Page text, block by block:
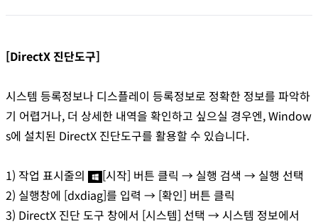
​ [DirectX 진단도구]
시스템 등록정보나 디스플레이 등록정보로 정확한 정보를 파악하
기 어렵거나, 더 상세한 내역을 확인하고 싶으실 경우엔, Window
s에 설치된 DirectX 진단도구를 활용할 수 있습니다.
1) 작업 표시줄의 ​
[시작] 버튼 클릭 → 실행 검색 → 실행 선택
2) 실행창에 [dxdiag]를 입력 → [확인] 버튼 클릭
3) DirectX 진단 도구 창에서 [시스템] 선택 → 시스템 정보에서